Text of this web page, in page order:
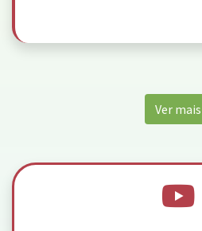
Ver mais